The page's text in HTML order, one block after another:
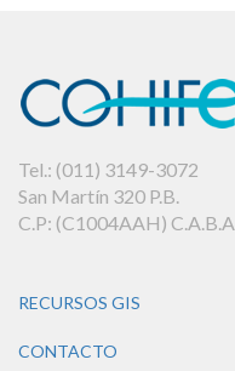
Tel.: (011) 3149-3072
San Martín 320 P.B.
C.P: (C1004AAH) C.A.B.A
RECURSOS GIS
CONTACTO